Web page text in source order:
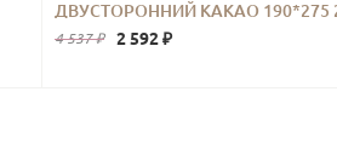
ДВУСТОРОННИЙ КАКАО 190*275
4 537 ₽ 2 592 ₽